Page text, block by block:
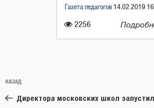
2256
Газета педагогов 14.02.2019
по
записям
Предыдущая
запись:
НАЗАД
Директора московских школ